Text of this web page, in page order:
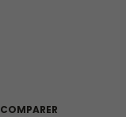
COMPARER